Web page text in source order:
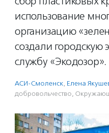
использование
организацию
создали городскую
службу «Экодозор».
АСИ-Смоленск, Елена
доброволь­чест­во,